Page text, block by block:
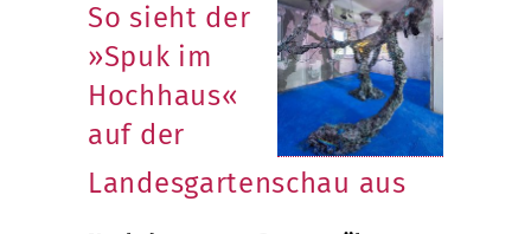
So sieht der
»Spuk im
Hochhaus«
auf der
Landesgartenschau aus